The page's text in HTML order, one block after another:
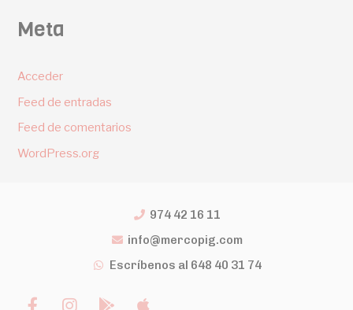
Meta
Acceder
Feed de entradas
Feed de comentarios
WordPress.org
974 42 16 11
info@mercopig.com
Escríbenos al 648 40 31 74